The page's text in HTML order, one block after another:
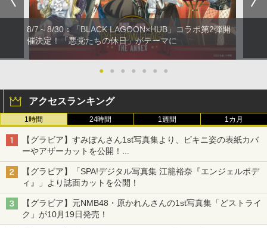
8/7～8/30：「BLACK LAGOON×HUB」コラボ第2弾開
催決定！「悪党たちの休日」がテーマに
● ● ● ● ● ● ●
アクセスランキング
1時間 24時間 1週間 1カ月
【グラビア】すみぽんさん1st写真集より、ビキニ姿の表紙カバ
ーやアザーカットを公開！
タイトルは「offcourt（オフコート）」に決定
【グラビア】「SPA!デジタル写真集 江籠裕奈『エンジェルボデ
ィ』」より誌面カットを公開！
【グラビア】元NMB48・原かれんさんの1st写真集「どストライ
ク」が10月19日発売！